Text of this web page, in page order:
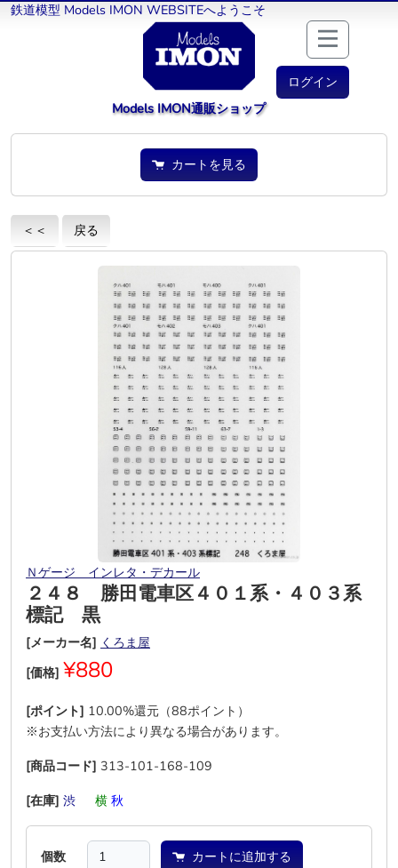
鉄道模型 Models IMON WEBSITEへようこそ
ログイン
Models IMON通販ショップ
カートを見る
＜＜ 戻る
Ｎゲージ インレタ・デカール
２４８ 勝田電車区４０１系・４０３系
標記 黒
[メーカー名] くろま屋
[価格] ¥880
[ポイント] 10.00%還元（88ポイント）
※お支払い方法により異なる場合があります。
[商品コード] 313-101-168-109
[在庫] 渋 横 秋
個数 カートに追加する